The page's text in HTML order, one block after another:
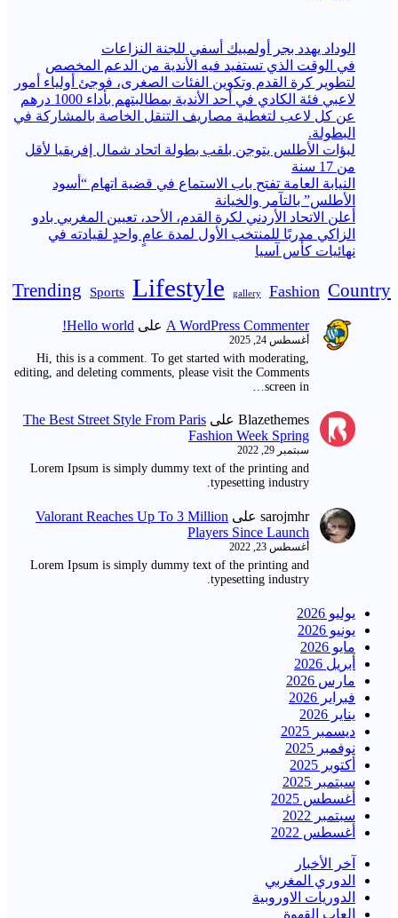
الوداد يهدد بجر أولمبيك أسفي للجنة النزاعات
في الوقت الذي تستفيد فيه الأندية من الدعم المخصص
لتطوير كرة القدم وتكوين الفئات الصغرى، فوجئ أولياء أمور
لاعبي فئة الكادي في أحد الأندية بمطالبتهم بأداء 1000 درهم
عن كل لاعب لتغطية مصاريف التنقل الخاصة بالمشاركة في
البطولة.
لبؤات الأطلس يتوجن بلقب بطولة اتحاد شمال إفريقيا لأقل
من 17 سنة
النيابة العامة تفتح باب الاستماع في قضية اتهام “أسود
الأطلس” بالتآمر والخيانة
أعلن الاتحاد الأردني لكرة القدم، الأحد، تعيين المغربي بادو
الزاكي مدربًا للمنتخب الأول لمدة عامٍ واحدٍ لقيادته ​في
نهائيات كأس آسيا
Country
Fashion
gallery
Lifestyle
Sports
Trending
A WordPress Commenter على Hello world!
أغسطس 24, 2025
Hi, this is a comment. To get started with moderating,
editing, and deleting comments, please visit the Comments
screen in…
Blazethemes على The Best Street Style From Paris
Fashion Week Spring
سبتمبر 29, 2022
Lorem Ipsum is simply dummy text of the printing and
typesetting industry.
sarojmhr على Valorant Reaches Up To 3 Million
Players Since Launch
أغسطس 23, 2022
Lorem Ipsum is simply dummy text of the printing and
typesetting industry.
يوليو 2026
يونيو 2026
مايو 2026
أبريل 2026
مارس 2026
فبراير 2026
يناير 2026
ديسمبر 2025
نوفمبر 2025
أكتوبر 2025
سبتمبر 2025
أغسطس 2025
سبتمبر 2022
أغسطس 2022
آخر الأخبار
الدوري المغربي
الدوريات الاوروبية
العاب القهوة